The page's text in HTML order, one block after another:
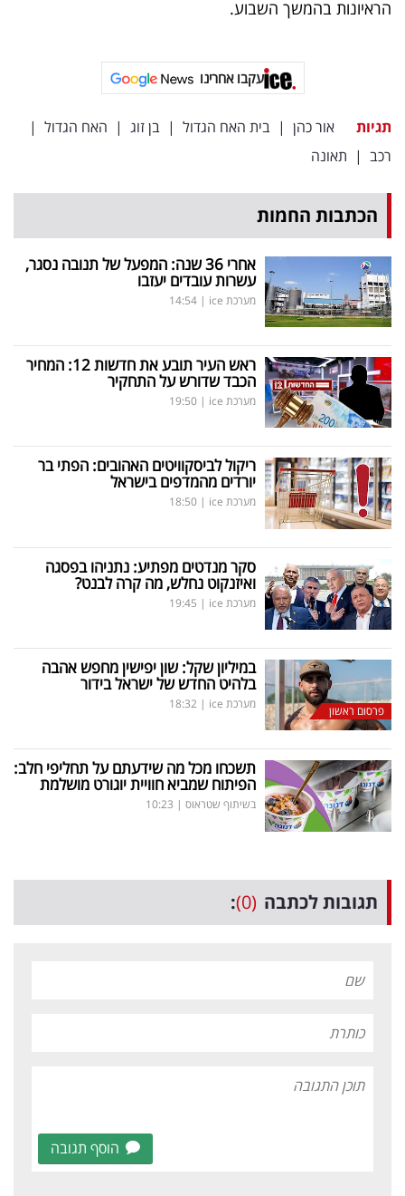
פרסמו
הראיונות בהמשך השבוע.
עקבו אחרינו
תגיות אור כהן | בית האח הגדול | בן זוג | האח הגדול |
רכב | תאונה
הכתבות החמות
אחרי 36 שנה: המפעל של תנובה נסגר,
עשרות עובדים יעזבו
מערכת ice |
14:54
ראש העיר תובע את חדשות 12: המחיר
הכבד שדורש על התחקיר
מערכת ice |
19:50
ריקול לביסקוויטים האהובים: הפתי בר
יורדים מהמדפים בישראל
מערכת ice |
18:50
סקר מנדטים מפתיע: נתניהו בפסגה
ואיזנקוט נחלש, מה קרה לבנט?
מערכת ice |
19:45
פרסום ראשון
במיליון שקל: שון יפישין מחפש אהבה
בלהיט החדש של ישראל בידור
מערכת ice |
18:32
תשכחו מכל מה שידעתם על תחליפי חלב:
הפיתוח שמביא חוויית יוגורט מושלמת
בשיתוף שטראוס |
10:23
תגובות לכתבה (0)
:
הוסף תגובה